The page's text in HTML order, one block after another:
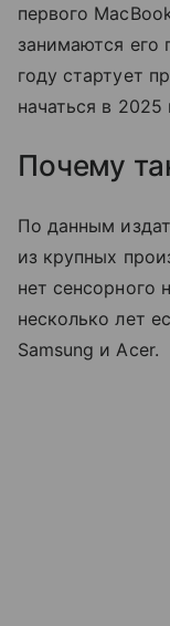
первого
занимаются
году стартует
начаться в 2025
Почему
По данным
из крупных
нет сенсорного
несколько лет
Samsung и Acer.